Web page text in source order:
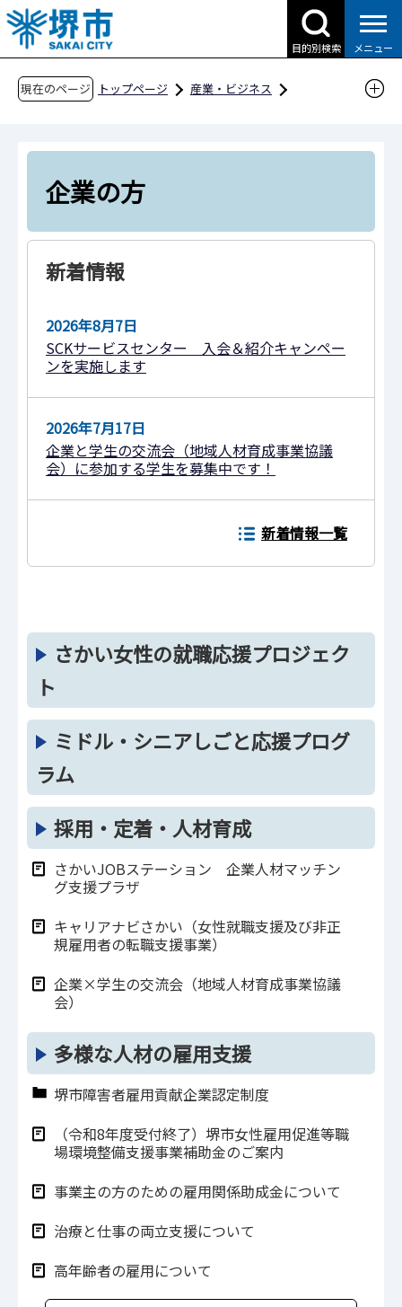
こ
の
ペ
目的別検索 メニュー
現在のページ トップページ
産業・ビジネス
企業の方
企業の方
新着情報
2026年8月7日
SCKサービスセンター 入会＆紹介キャンペー
ンを実施します
2026年7月17日
企業と学生の交流会（地域人材育成事業協議
会）に参加する学生を募集中です！
新着情報一覧
さかい女性の就職応援プロジェク
ト
ミドル・シニアしごと応援プログ
ラム
採用・定着・人材育成
さかいJOBステーション 企業人材マッチン
グ支援プラザ
キャリアナビさかい（女性就職支援及び非正
規雇用者の転職支援事業）
企業×学生の交流会（地域人材育成事業協議
会）
多様な人材の雇用支援
堺市障害者雇用貢献企業認定制度
（令和8年度受付終了）堺市女性雇用促進等職
場環境整備支援事業補助金のご案内
事業主の方のための雇用関係助成金について
治療と仕事の両立支援について
高年齢者の雇用について